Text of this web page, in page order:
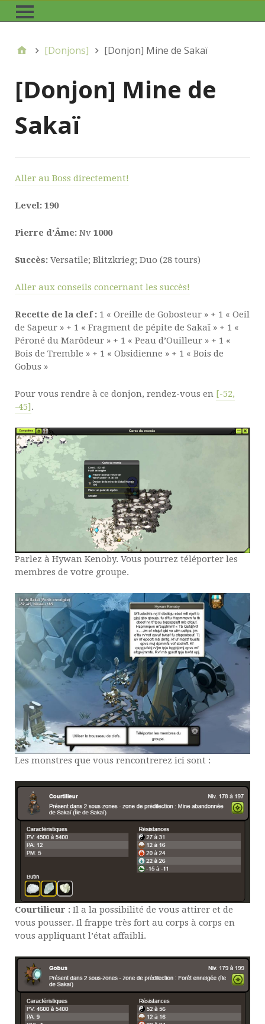
[Donjons] [Donjon] Mine de Sakaï
[Donjon] Mine de
Sakaï
Aller au Boss directement!
Level: 190
Pierre d’Âme: Nv 1000
Succès: Versatile; Blitzkrieg; Duo (28 tours)
Aller aux conseils concernant les succès!
Recette de la clef : 1 « Oreille de Gobosteur » + 1 « Oeil
de Sapeur » + 1 « Fragment de pépite de Sakaï » + 1 «
Péroné du Marôdeur » + 1 « Peau d’Ouilleur » + 1 «
Bois de Tremble » + 1 « Obsidienne » + 1 « Bois de
Gobus »
Pour vous rendre à ce donjon, rendez-vous en [-52,
-45].
Parlez à Hywan Kenoby. Vous pourrez téléporter les
membres de votre groupe.
Les monstres que vous rencontrerez ici sont :
Courtilieur : Il a la possibilité de vous attirer et de
vous pousser. Il frappe très fort au corps à corps en
vous appliquant l’état affaibli.